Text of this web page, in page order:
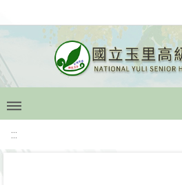
:::